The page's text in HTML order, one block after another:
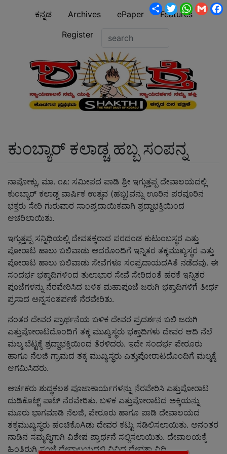
ಕನ್ನಡ Archives ePaper
Features
Register
ಕುಂಬ್ಯಾರ್ ಕಲಾಡ್ಚ ಹಬ್ಬ ಸಂಪನ್ನ
ನಾಪೋಕ್ಲು, ಮಾ. ೧೩: ಸಮೀಪದ ಪಾಡಿ ಶ್ರೀ ಇಗ್ಗುತ್ತಪ್ಪ ದೇವಾಲಯದಲ್ಲಿ
ಕುಂಬ್ಯಾರ್ ಕಲಾಡ್ಚ ವಾರ್ಷಿಕ ಉತ್ಸವ (ಹಬ್ಬ)ವನ್ನು ಊರಿನ ಪರವೂರಿನ
ಭಕ್ತರು ಸೇರಿ ಗುರುವಾರ ಸಾಂಪ್ರದಾಯಿಕವಾಗಿ ಶ್ರದ್ದಾಭಕ್ತಿಯಿಂದ
ಆಚರಿಲಾಯಿತು.
ಇಗ್ಗುತ್ತಪ್ಪ ಸನ್ನಿಧಿಯಲ್ಲಿ ದೇವತಕ್ಕರಾದ ಪರದಂಡ ಕುಟುಂಬಸ್ಥರ ಎತ್ತು
ಪೋರಾಟ ಹಾಲು ಬಲಿವಾಡು ಅದರೊಂದಿಗೆ ಇನ್ನಿತರ ತಕ್ಕಮುಖ್ಯಸ್ಥರ ಎತ್ತು
ಪೋರಾಟ ಹಾಲು ಬಲಿವಾಡು ಸೇವೆಗಳೂ ಸಂಪ್ರದಾಯದAತೆ ನಡೆದವು. ಈ
ಸಂದರ್ಭ ಭಕ್ತಾದಿಗಳಿಂದ ತುಲಾಭಾರ ಸೇವೆ ಸೇರಿದಂತೆ ಹರಕೆ ಇನ್ನಿತರ
ಪೂಜೆಗಳನ್ನು ನೆರವೇರಿಸಿದ ಬಳಿಕ ಮಹಾಪೂಜೆ ಜರುಗಿ ಭಕ್ತಾದಿಗಳಿಗೆ ತೀರ್ಥ
ಪ್ರಸಾದ ಅನ್ನಸಂತರ್ಪಣೆ ನೆರವೇರಿತು.
ನಂತರ ದೇವರ ಪ್ರಾರ್ಥನೆಯ ಬಳಿಕ ದೇವರ ಪ್ರದರ್ಶನ ಬಲಿ ಜರುಗಿ
ಎತ್ತುಪೋರಾಟದೊಂದಿಗೆ ತಕ್ಕ ಮುಖ್ಯಸ್ಥರು ಭಕ್ತಾದಿಗಳು ದೇವರ ಆದಿ ನೆಲೆ
ಮಲ್ಮ ಬೆಟ್ಟಕ್ಕೆ ಶ್ರದ್ದಾಭಕ್ತಿಯಿಂದ ತೆರಳಿದರು. ಇದೇ ಸಂದರ್ಭ ಪೇರೂರು
ಹಾಗೂ ನೆಲಜಿ ಗ್ರಾಮದ ತಕ್ಕ ಮುಖ್ಯಸ್ಥರು ಎತ್ತುಪೋರಾಟದೊಂದಿಗೆ ಮಲ್ಮಕ್ಕೆ
ಆಗಮಿಸಿದರು.
ಅರ್ಚಕರು ಶುದ್ಧಕಲಶ ಪೂಜಾಕಾರ್ಯಗಳನ್ನು ನೆರವೇರಿಸಿ ಎತ್ತುಪೋರಾಟ
ದುಡಿಕೊಟ್ಟ್ ಪಾಟ್ ನೆರವೇರಿತು. ಬಳಿಕ ಎತ್ತುಪೋರಾಟದ ಅಕ್ಕಿಯನ್ನು
ಮೂರು ಭಾಗಮಾಡಿ ನೆಲಜಿ, ಪೇರೂರು ಹಾಗೂ ಪಾಡಿ ದೇವಾಲಯದ
ತಕ್ಕಮುಖ್ಯಸ್ಥರು ಹಂಚಿಕೊAಡು ದೇವರ ಕಟ್ಟು ಸಡಿಲಿಸಲಾಯಿತು. ಅನಂತರ
ನಾಡಿನ ಸಮೃದ್ಧಿಗಾಗಿ ವಿಶೇಷ ಪ್ರಾರ್ಥನೆ ಸಲ್ಲಿಸಲಾಯಿತು. ದೇವಾಲಯಕ್ಕೆ
ಹಿಂತಿರುಗಿ ಸಂಜೆ ದೇವಾಲಯದಲ್ಲಿ ವಿವಿಧ ದೇವತಾ ವಿಧಿ
ShareTwitter